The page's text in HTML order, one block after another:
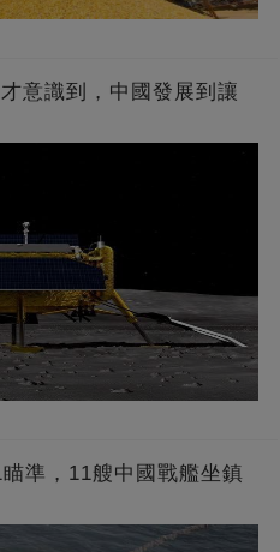
意識到，中國發展到讓
準，11艘中國戰艦坐鎮